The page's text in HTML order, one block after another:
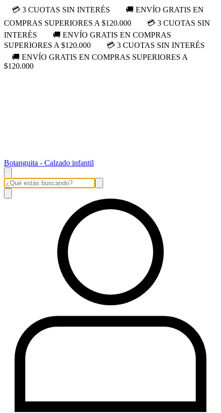
💳 3 CUOTAS SIN INTERÉS
🚚 ENVÍO GRATIS EN
COMPRAS SUPERIORES A $120.000
💳 3 CUOTAS SIN
INTERÉS
🚚 ENVÍO GRATIS EN COMPRAS
SUPERIORES A $120.000
💳 3 CUOTAS SIN INTERÉS
🚚 ENVÍO GRATIS EN COMPRAS SUPERIORES A
$120.000
Botanguita - Calzado infantil